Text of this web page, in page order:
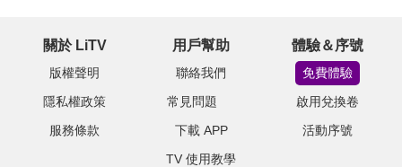
關於 LiTV
版權聲明
隱私權政策
服務條款
用戶幫助
聯絡我們
常見問題
下載 APP
TV 使用教學
體驗＆序號
免費體驗
啟用兌換卷
活動序號